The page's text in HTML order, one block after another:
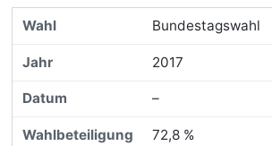
Bundestagswahl
2017
–
72,8 %